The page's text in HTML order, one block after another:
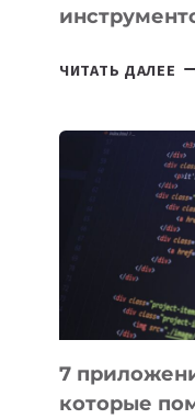
ЧИТАТЬ ДАЛЕЕ
7
которые